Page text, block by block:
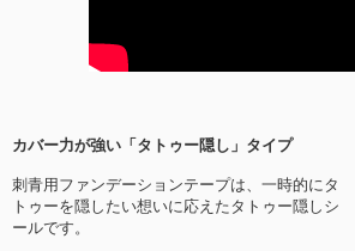
カバー力が強い「タトゥー隠し」タイプ
刺青用ファンデーションテープは、一時的にタ
トゥーを隠したい想いに応えたタトゥー隠しシ
ールです。